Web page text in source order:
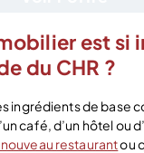
est si
du CHR ?
ingrédients de base
café, d’un hôtel ou
restaurantou